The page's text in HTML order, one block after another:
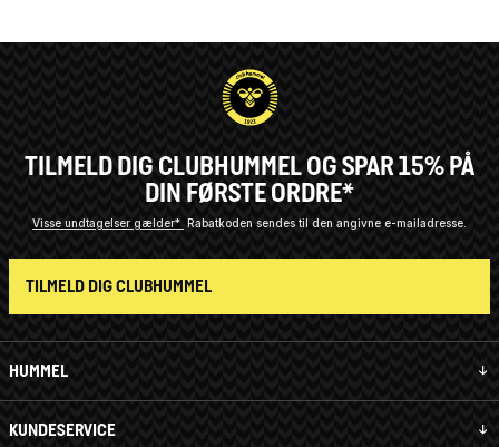
HUMMEL
KUNDESERVICE
TILMELD DIG CLUBHUMMEL OG SPAR 15% PÅ
DIN FØRSTE ORDRE*
Visse undtagelser gælder* Rabatkoden sendes til den angivne e-mailadresse.
TILMELD DIG CLUBHUMMEL